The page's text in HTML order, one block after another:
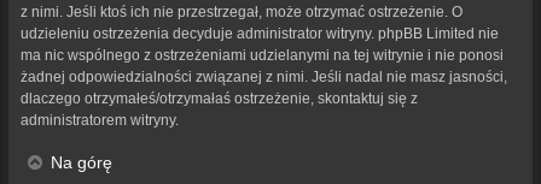
z nimi. Jeśli ktoś ich nie przestrzegał, może otrzymać ostrzeżenie. O
udzieleniu ostrzeżenia decyduje administrator witryny. phpBB Limited nie
ma nic wspólnego z ostrzeżeniami udzielanymi na tej witrynie i nie ponosi
żadnej odpowiedzialności związanej z nimi. Jeśli nadal nie masz jasności,
dlaczego otrzymałeś/otrzymałaś ostrzeżenie, skontaktuj się z
administratorem witryny.
Na górę